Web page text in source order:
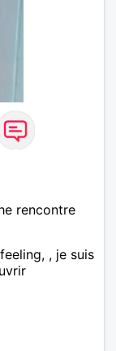
rencontre
, je suis